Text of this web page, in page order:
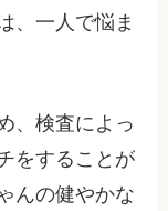
、一人で悩ま
、検査によっ
をすることが
んの健やかな